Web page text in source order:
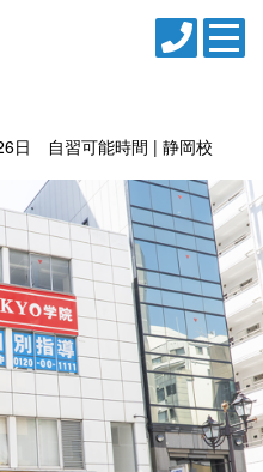
日 自習可能時間 | 静岡校